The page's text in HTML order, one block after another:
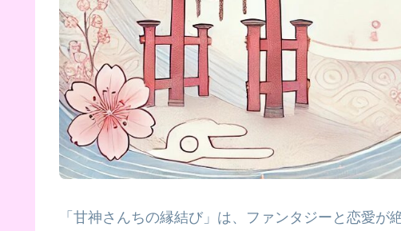
「甘神さんちの縁結び」は、ファンタジーと恋愛